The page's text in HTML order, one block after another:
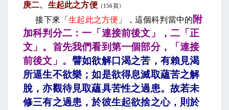
庚二、生起此之方便 （156頁）
接下來「生起此之方便 」，這個科判當中的 附
加科判分二：一「連接前後文」，二「正
文」。首先我們看到第一個部分，「連接
前後文」。 譬如欲解口渴之苦，有賴見渴
所逼生不欲樂；如是欲得息滅取蘊苦之解
脫，亦觀待見取蘊具苦性之過患。故若未
修三有之過患，於彼生起欲捨之心，則於